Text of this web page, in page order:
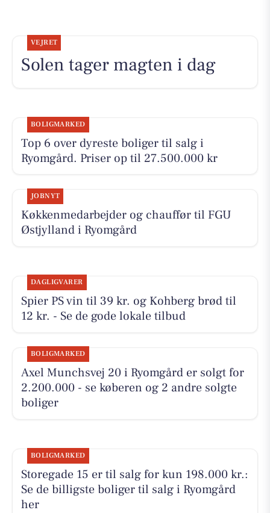
VEJRET
Solen tager magten i dag
BOLIGMARKED
Top 6 over dyreste boliger til salg i
Ryomgård. Priser op til 27.500.000 kr
JOBNYT
Køkkenmedarbejder og chauffør til FGU
Østjylland i Ryomgård
DAGLIGVARER
Spier PS vin til 39 kr. og Kohberg brød til
12 kr. - Se de gode lokale tilbud
BOLIGMARKED
Axel Munchsvej 20 i Ryomgård er solgt for
2.200.000 - se køberen og 2 andre solgte
boliger
BOLIGMARKED
Storegade 15 er til salg for kun 198.000 kr.:
Se de billigste boliger til salg i Ryomgård
her